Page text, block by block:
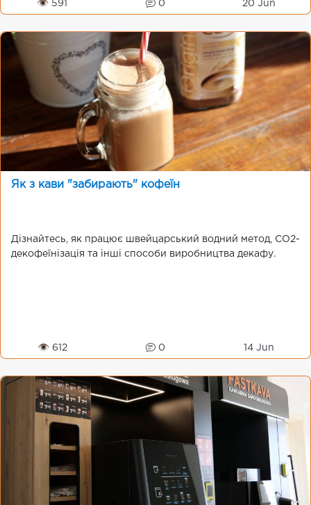
👁 591 0 20 Jun
Як з кави "забирають" кофеїн
Дізнайтесь, як працює швейцарський водний метод, CO2-
декофеїнізація та інші способи виробництва декафу.
👁 612 0 14 Jun